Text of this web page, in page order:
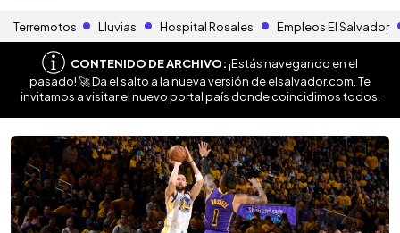
Terremotos Lluvias Hospital Rosales Empleos El Salvador
CONTENIDO DE ARCHIVO:¡Estás navegando en el
pasado! 🚀 Da el salto a la nueva versión deelsalvador.com . Te
invitamos a visitar el nuevo portal país donde coincidimos todos.